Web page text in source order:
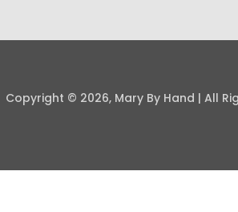
Copyright © 2026, Mary By Hand | All